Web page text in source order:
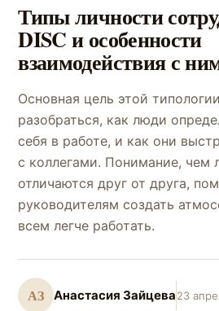
Типы личности
DISC и особенности
взаимодействия с
Основная цель этой
разобраться, как люди
себя в работе, и как они
с коллегами. Понимание, чем
отличаются друг от друга,
руководителям создать
всем легче работать.
АЗ Анастасия Зайцева23